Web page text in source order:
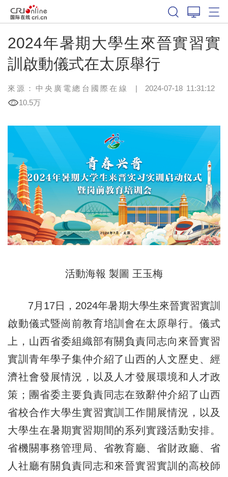
2024年暑期大學生來晉實習實
訓啟動儀式在太原舉行
來源：中央廣電總台國際在線 | 2024-07-18 11:31:12
10.5万
活動海報 製圖 王玉梅
7月17日，2024年暑期大學生來晉實習實訓
啟動儀式暨崗前教育培訓會在太原舉行。儀式
上，山西省委組織部有關負責同志向來晉實習
實訓青年學子集仲介紹了山西的人文歷史、經
濟社會發展情況，以及人才發展環境和人才政
策；團省委主要負責同志在致辭仲介紹了山西
省校合作大學生實習實訓工作開展情況，以及
大學生在暑期實習期間的系列實踐活動安排。
省機關事務管理局、省教育廳、省財政廳、省
人社廳有關負責同志和來晉實習實訓的高校師